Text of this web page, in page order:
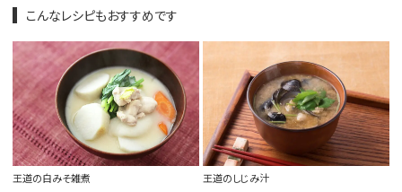
こんなレシピもおすすめです
王道の白みそ雑煮 王道のしじみ汁